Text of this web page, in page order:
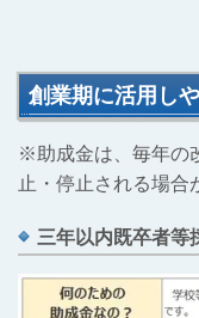
創業期に活用し
※助成金は、毎年の
止・停止される場合
三年以内既卒者等